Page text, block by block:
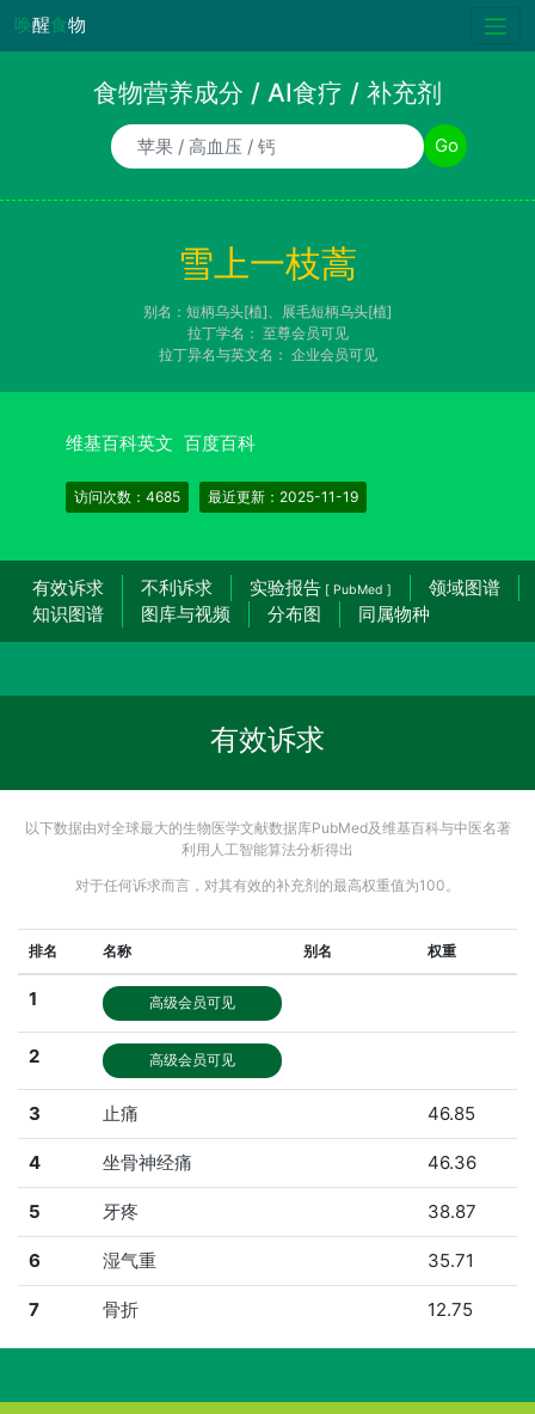
唤醒食物
食物营养成分 / AI食疗 / 补充剂
食物/AI食疗诉求/补充剂名称 Go
雪上一枝蒿
别名：短柄乌头[植]、展毛短柄乌头[植]
拉丁学名： 至尊会员可见
拉丁异名与英文名： 企业会员可见
维基百科英文 百度百科
访问次数：4685 最近更新：2025-11-19
有效诉求 不利诉求 实验报告 [ PubMed ]
领域图谱
知识图谱
图库与视频 分布图 同属物种
有效诉求
以下数据由对全球最大的生物医学文献数据库PubMed及维基百科与中医名著
利用人工智能算法分析得出
对于任何诉求而言，对其有效的补充剂的最高权重值为100。
排名 名称 别名 权重
1 高级会员可见
2 高级会员可见
3 止痛 46.85
4 坐骨神经痛 46.36
5 牙疼 38.87
6 湿气重 35.71
7 骨折 12.75